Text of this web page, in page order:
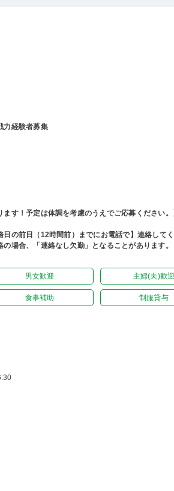
力経験者募集
ます！予定は体調を考慮のうえでご応募ください
の前日（12時間前）までにお電話で】連絡して
場合、「連絡なし欠勤」となることがあります。
男女歓迎 主婦(夫)歓
食事補助 制服貸与